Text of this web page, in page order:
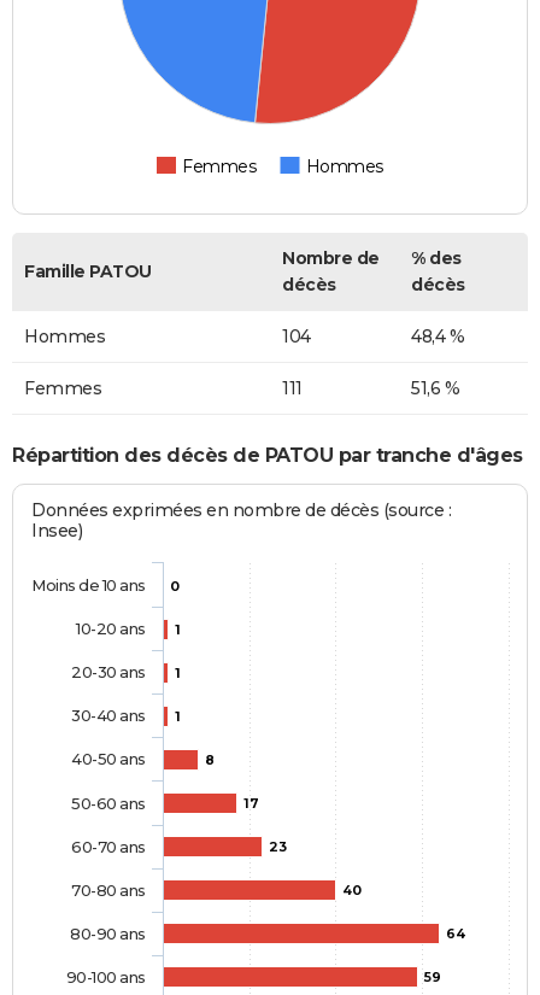
Femmes Hommes
Famille PATOU
Nombre de
décès
% des
décès
Hommes 104 48,4 %
Femmes 111 51,6 %
Répartition des décès de PATOU par tranche d'âges
Données exprimées en nombre de décès (source :
Insee)
0
1
1
1
8
17
23
40
64
59
Moins de 10 ans
10-20 ans
20-30 ans
30-40 ans
40-50 ans
50-60 ans
60-70 ans
70-80 ans
80-90 ans
90-100 ans